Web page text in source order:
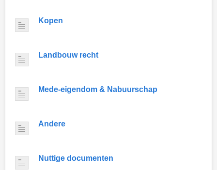
Kopen
Landbouw recht
Mede-eigendom & Nabuurschap
Andere
Nuttige documenten